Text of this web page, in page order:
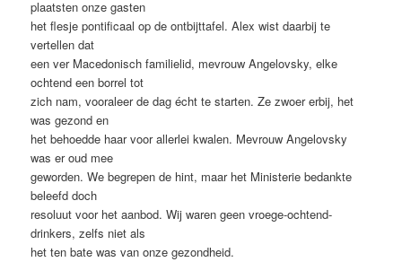
plaatsten onze gasten
het flesje pontificaal op de ontbijttafel. Alex wist daarbij te
vertellen dat
een ver Macedonisch familielid, mevrouw Angelovsky, elke
ochtend een borrel tot
zich nam, vooraleer de dag écht te starten. Ze zwoer erbij, het
was gezond en
het behoedde haar voor allerlei kwalen. Mevrouw Angelovsky
was er oud mee
geworden. We begrepen de hint, maar het Ministerie bedankte
beleefd doch
resoluut voor het aanbod. Wij waren geen vroege-ochtend-
drinkers, zelfs niet als
het ten bate was van onze gezondheid.